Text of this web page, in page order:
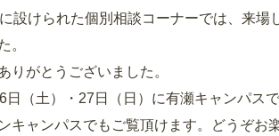
設けられた個別相談コーナーでは、来場
。
りがとうございました。
（土）・27日（日）に有瀬キャンパス
キャンパスでもご覧頂けます。どうぞお